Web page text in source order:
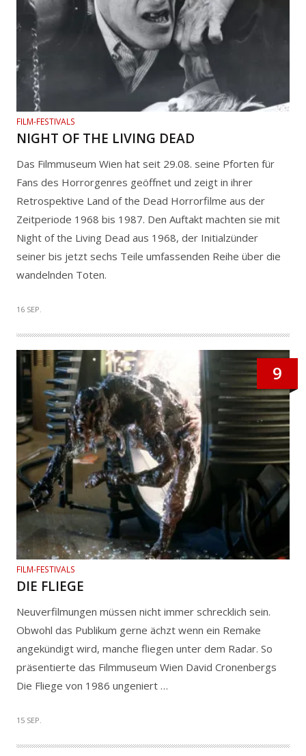
FILM-FESTIVALS
NIGHT OF THE LIVING DEAD
Das Filmmuseum Wien hat seit 29.08. seine Pforten für
Fans des Horrorgenres geöffnet und zeigt in ihrer
Retrospektive Land of the Dead Horrorfilme aus der
Zeitperiode 1968 bis 1987. Den Auftakt machten sie mit
Night of the Living Dead aus 1968, der Initialzünder
seiner bis jetzt sechs Teile umfassenden Reihe über die
wandelnden Toten.
16 SEP.
9
FILM-FESTIVALS
DIE FLIEGE
Neuverfilmungen müssen nicht immer schrecklich sein.
Obwohl das Publikum gerne ächzt wenn ein Remake
angekündigt wird, manche fliegen unter dem Radar. So
präsentierte das Filmmuseum Wien David Cronenbergs
Die Fliege von 1986 ungeniert …
15 SEP.